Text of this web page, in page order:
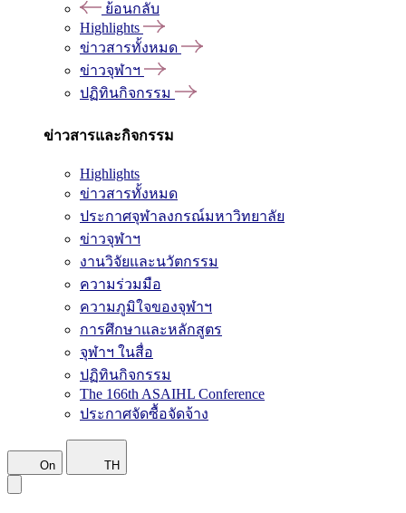
ย้อนกลับ
Highlights
ข่าวสารทั้งหมด
ข่าวจุฬาฯ
ปฏิทินกิจกรรม
ข่าวสารและกิจกรรม
Highlights
ข่าวสารทั้งหมด
ประกาศจุฬาลงกรณ์มหาวิทยาลัย
ข่าวจุฬาฯ
งานวิจัยและนวัตกรรม
ความร่วมมือ
ความภูมิใจของจุฬาฯ
การศึกษาและหลักสูตร
จุฬาฯ ในสื่อ
ปฏิทินกิจกรรม
The 166th ASAIHL Conference
ประกาศจัดซื้อจัดจ้าง
On TH